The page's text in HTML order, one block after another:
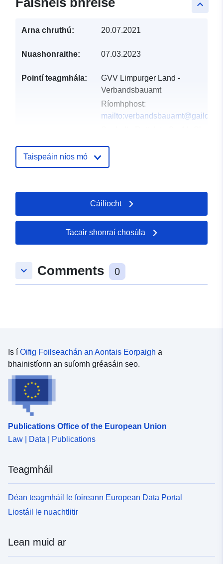
keyboard_arrow_up
Arna chruthú: 20.07.2021
Nuashonraithe: 07.03.2023
Pointí teagmhála:
GVV Limpurger Land -
Verbandsbauamt
Ríomhphost:
URL:
January 2026
Nuashonraithe ar data.europa.eu:
25 July 2026
Spásúil: Comhordanáidí: [ [
9.6691093, 49.0132209 ], [
9.6691093, 49.0111171 ], [
c2ee-4b5d-b6e5-017181a9b190
Taispeáin níos mó
Cáilíocht
Tacair shonraí chosúla
keyboard_arrow_down Comments 0
Is í Oifig Foilseachán an Aontais Eorpaigh a
bhainistíonn an suíomh gréasáin seo.
Publications Office of the European Union
Law | Data | Publications
Teagmháil
Déan teagmháil le foireann European Data Portal
Liostáil le nuachtlitir
Lean muid ar